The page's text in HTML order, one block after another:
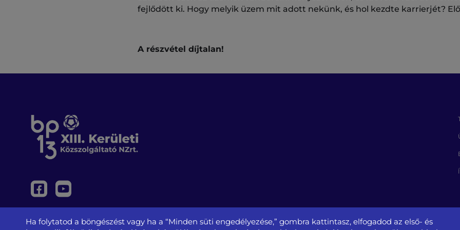
fejlődött ki. Hogy melyik üzem mit adott nekünk, és hol kezdte karrierjét?
A részvétel díjtalan!
Ha folytatod a böngészést vagy ha a “Minden süti engedélyezése,” gombra kattintasz, elfogadod az első- és